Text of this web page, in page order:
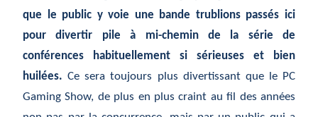
que le public y voie une bande trublions passés ici
pour divertir pile à mi-chemin de la série de
conférences habituellement si sérieuses et bien
huilées. Ce sera toujours plus divertissant que le PC
Gaming Show, de plus en plus craint au fil des années